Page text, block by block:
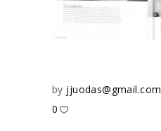
by jjuodas@gmail.com
0